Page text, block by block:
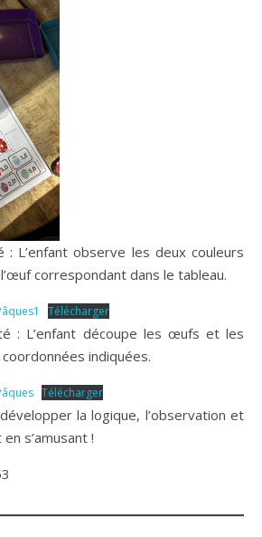
L’enfant observe les deux couleurs
correspondant dans le tableau.
Télécharger
: L’enfant découpe les œufs et les
indiquées.
Télécharger
la logique, l’observation et
s’amusant !